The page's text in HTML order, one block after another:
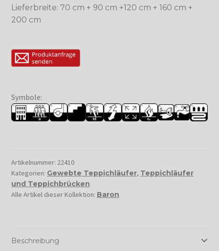
Lieferbreite: 70 cm + 90 cm +120 cm + 160 cm +
200 cm
Symbole:
Artikelnummer: 22410
Kategorien: Gewebte Teppichläufer, Teppichläufer
und Teppichbrücken
Alle Artikel dieser Kollektion: Baron
Beschreibung